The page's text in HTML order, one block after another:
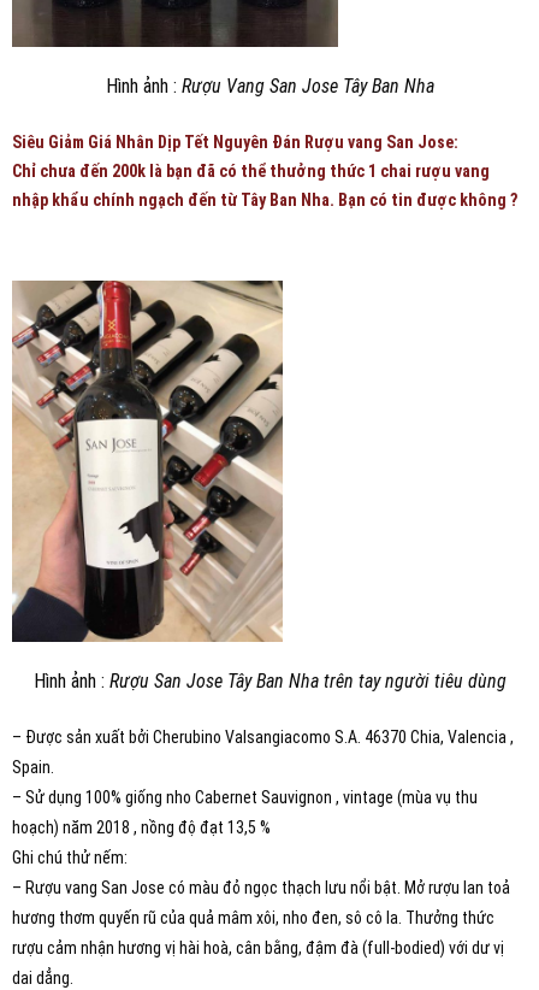
Hình ảnh : Rượu Vang San Jose Tây Ban Nha
Siêu Giảm Giá Nhân Dịp Tết Nguyên Đán Rượu vang San Jose:
Chỉ chưa đến 200k là bạn đã có thể thưởng thức 1 chai rượu vang
nhập khẩu chính ngạch đến từ Tây Ban Nha. Bạn có tin được không ?
Hình ảnh : Rượu San Jose Tây Ban Nha trên tay người tiêu dùng
– Được sản xuất bởi Cherubino Valsangiacomo S.A. 46370 Chia, Valencia ,
Spain.
– Sử dụng 100% giống nho Cabernet Sauvignon , vintage (mùa vụ thu
hoạch) năm 2018 , nồng độ đạt 13,5 %
Ghi chú thử nếm:
– Rượu vang San Jose có màu đỏ ngọc thạch lưu nổi bật. Mở rượu lan toả
hương thơm quyến rũ của quả mâm xôi, nho đen, sô cô la. Thưởng thức
rượu cảm nhận hương vị hài hoà, cân bằng, đậm đà (full-bodied) với dư vị
dai dẳng.